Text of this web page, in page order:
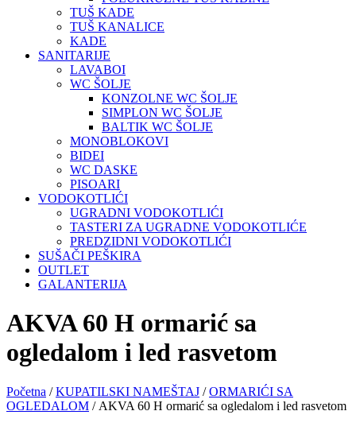
TUŠ KADE
TUŠ KANALICE
KADE
SANITARIJE
LAVABOI
WC ŠOLJE
KONZOLNE WC ŠOLJE
SIMPLON WC ŠOLJE
BALTIK WC ŠOLJE
MONOBLOKOVI
BIDEI
WC DASKE
PISOARI
VODOKOTLIĆI
UGRADNI VODOKOTLIĆI
TASTERI ZA UGRADNE VODOKOTLIĆE
PREDZIDNI VODOKOTLIĆI
SUŠAČI PEŠKIRA
OUTLET
GALANTERIJA
AKVA 60 H ormarić sa
ogledalom i led rasvetom
Početna /KUPATILSKI NAMEŠTAJ /ORMARIĆI SA
OGLEDALOM / AKVA 60 H ormarić sa ogledalom i led rasvetom